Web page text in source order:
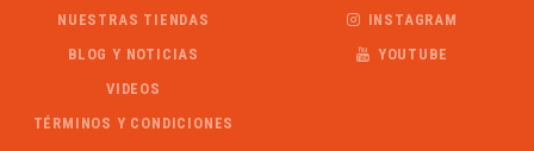
NUESTRAS TIENDAS
BLOG Y NOTICIAS
VIDEOS
TÉRMINOS Y CONDICIONES
INSTAGRAM
YOUTUBE